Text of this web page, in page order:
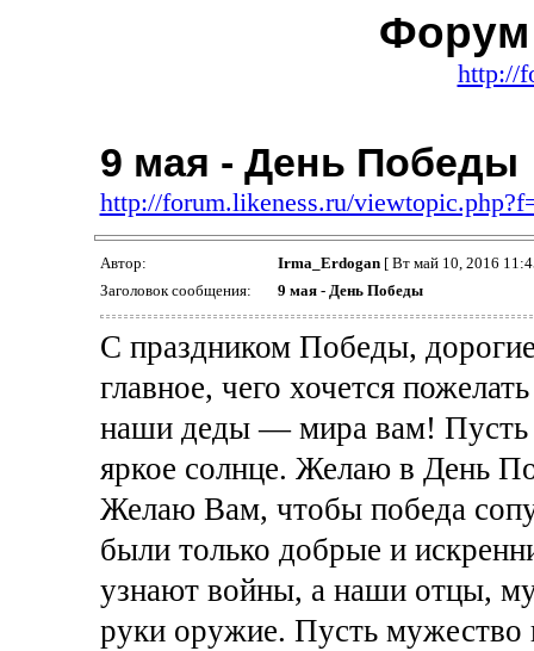
Форум
http://
9 мая - День Победы
http://forum.likeness.ru/
Автор: Irma_Erdogan[ Вт май 10, 2016
Заголовок сообщения:
9 мая - День Победы
С праздником Победы,
главное, чего хочется
наши деды — мира вам! Пусть
яркое солнце. Желаю в День
Желаю Вам, чтобы победа
были только добрые и
узнают войны, а наши отцы,
руки оружие. Пусть мужество